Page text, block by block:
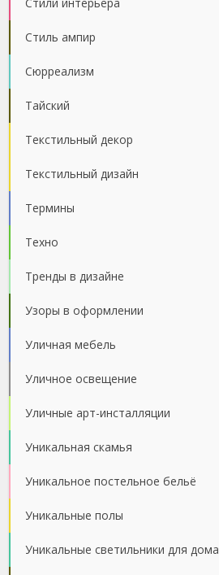
Стиль ампир
Сюрреализм
Тайский
Текстильный декор
Текстильный дизайн
Термины
Техно
Тренды в дизайне
Узоры в оформлении
Уличная мебель
Уличное освещение
Уличные арт-инсталляции
Уникальная скамья
Уникальное постельное бельё
Уникальные полы
Уникальные светильники для дома